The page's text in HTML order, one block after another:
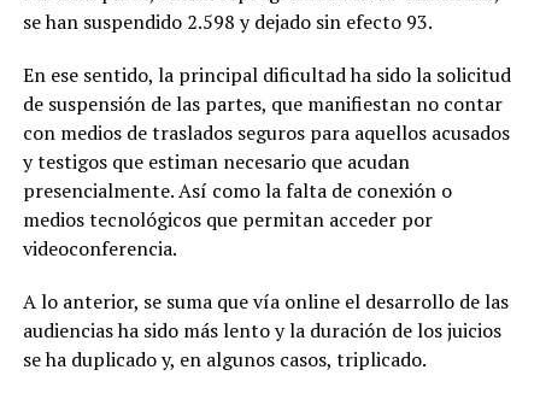
se han suspendido 2.598 y dejado sin efecto 93.
En ese sentido, la principal dificultad ha sido la solicitud
de suspensión de las partes, que manifiestan no contar
con medios de traslados seguros para aquellos acusados
y testigos que estiman necesario que acudan
presencialmente. Así como la falta de conexión o
medios tecnológicos que permitan acceder por
videoconferencia.
A lo anterior, se suma que vía online el desarrollo de las
audiencias ha sido más lento y la duración de los juicios
se ha duplicado y, en algunos casos, triplicado.